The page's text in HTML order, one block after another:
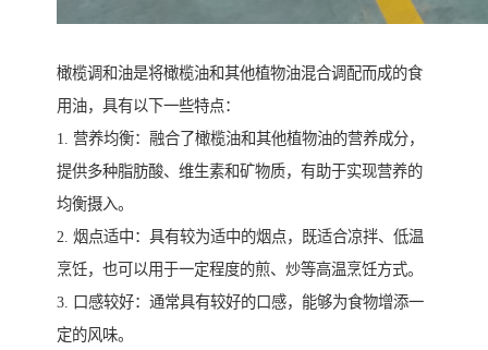
橄榄调和油是将橄榄油和其他植物油混合调配而成的食
用油，具有以下一些特点：
1. 营养均衡：融合了橄榄油和其他植物油的营养成分，
提供多种脂肪酸、维生素和矿物质，有助于实现营养的
均衡摄入。
2. 烟点适中：具有较为适中的烟点，既适合凉拌、低温
烹饪，也可以用于一定程度的煎、炒等高温烹饪方式。
3. 口感较好：通常具有较好的口感，能够为食物增添一
定的风味。